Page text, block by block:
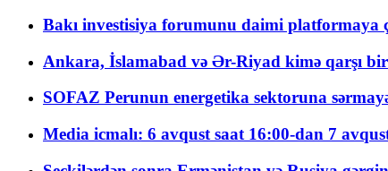
Bakı investisiya forumunu daimi
Ankara, İslamabad və Ər-Riyad kimə qarşı
SOFAZ Perunun energetika sektoruna
Media icmalı: 6 avqust saat 16:00-dan 7